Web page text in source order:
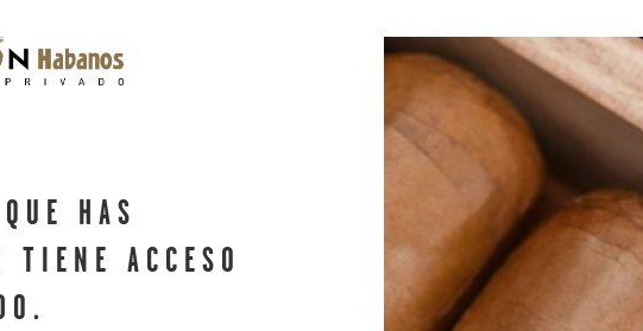
HAS
TIENE ACCESO